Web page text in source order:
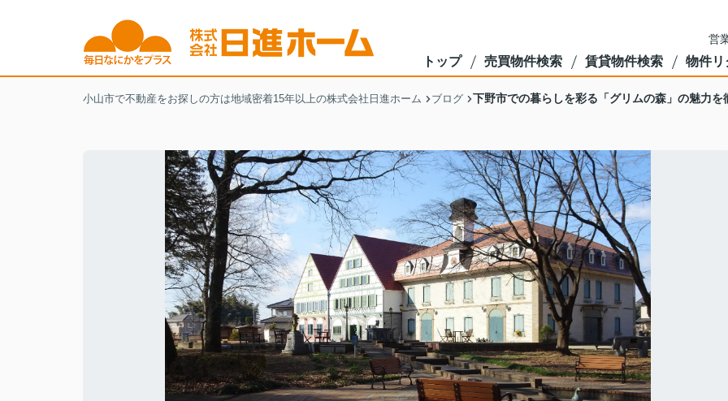
営
トップ 売買物件検索 賃貸物件検索 物件リ
小山市で不動産をお探しの方は地域密着15年以上の株式会社日進ホーム ブログ 下野市での暮らしを彩る「グリムの森」の魅力を